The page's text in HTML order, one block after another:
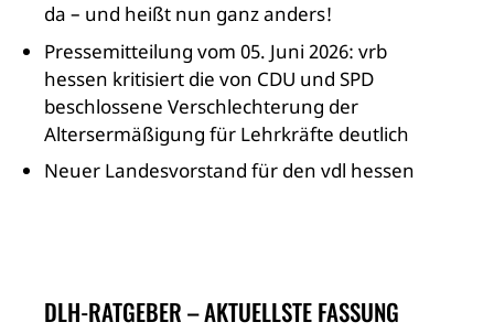
da – und heißt nun ganz anders!
Pressemitteilung vom 05. Juni 2026: vrb
hessen kritisiert die von CDU und SPD
beschlossene Verschlechterung der
Altersermäßigung für Lehrkräfte deutlich
Neuer Landesvorstand für den vdl hessen
DLH-RATGEBER – AKTUELLSTE FASSUNG